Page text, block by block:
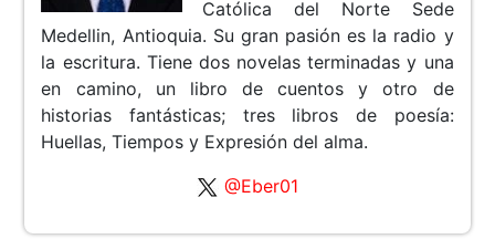
Católica del Norte Sede
Medellin, Antioquia. Su gran pasión es la radio y
la escritura. Tiene dos novelas terminadas y una
en camino, un libro de cuentos y otro de
historias fantásticas; tres libros de poesía:
Huellas, Tiempos y Expresión del alma.
@Eber01